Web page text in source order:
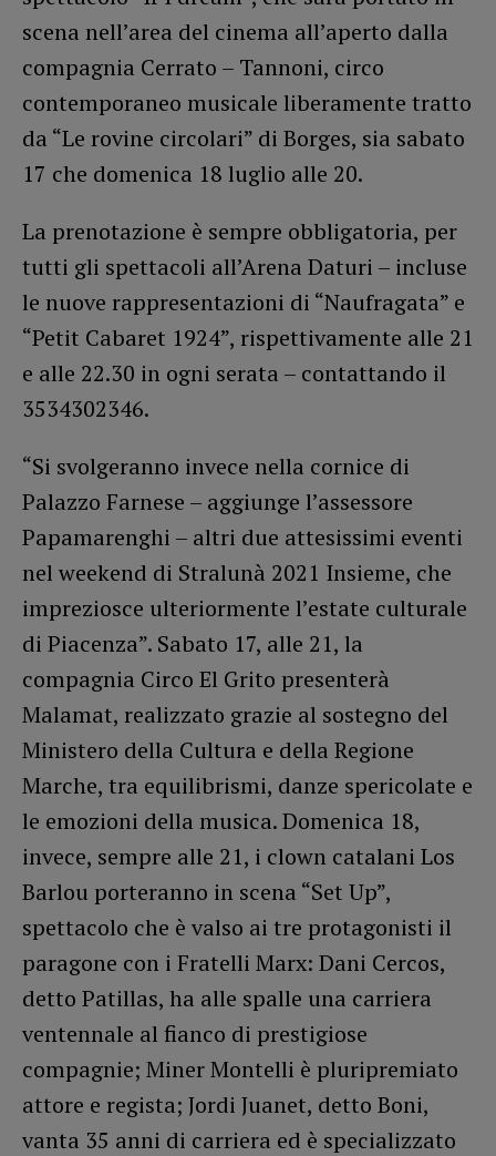
scena nell’area del cinema all’aperto dalla
compagnia Cerrato – Tannoni, circo
contemporaneo musicale liberamente tratto
da “Le rovine circolari” di Borges, sia sabato
17 che domenica 18 luglio alle 20.
La prenotazione è sempre obbligatoria, per
tutti gli spettacoli all’Arena Daturi – incluse
le nuove rappresentazioni di “Naufragata” e
“Petit Cabaret 1924”, rispettivamente alle 21
e alle 22.30 in ogni serata – contattando il
3534302346.
“Si svolgeranno invece nella cornice di
Palazzo Farnese – aggiunge l’assessore
Papamarenghi – altri due attesissimi eventi
nel weekend di Stralunà 2021 Insieme, che
impreziosce ulteriormente l’estate culturale
di Piacenza”. Sabato 17, alle 21, la
compagnia Circo El Grito presenterà
Malamat, realizzato grazie al sostegno del
Ministero della Cultura e della Regione
Marche, tra equilibrismi, danze spericolate e
le emozioni della musica. Domenica 18,
invece, sempre alle 21, i clown catalani Los
Barlou porteranno in scena “Set Up”,
spettacolo che è valso ai tre protagonisti il
paragone con i Fratelli Marx: Dani Cercos,
detto Patillas, ha alle spalle una carriera
ventennale al fianco di prestigiose
compagnie; Miner Montelli è pluripremiato
attore e regista; Jordi Juanet, detto Boni,
vanta 35 anni di carriera ed è specializzato